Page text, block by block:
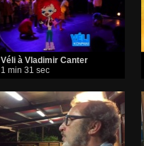
Véli à Vladimir Canter
1 min 31 sec